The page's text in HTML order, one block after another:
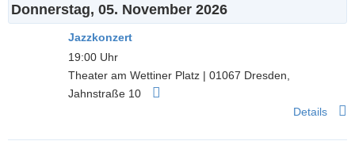
Donnerstag, 05. November 2026
Jazzkonzert
19:00 Uhr
Theater am Wettiner Platz |01067 Dresden
Jahnstraße 10
Details